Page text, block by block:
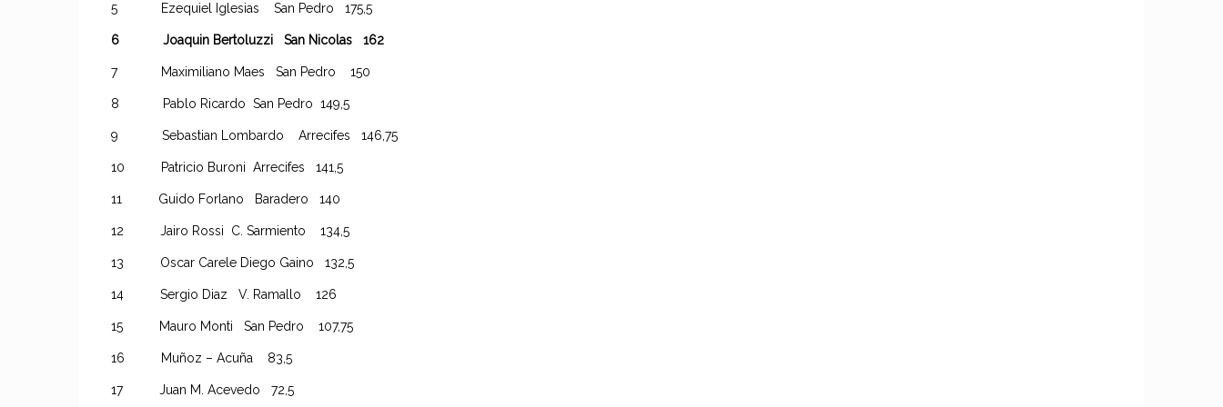
5 Ezequiel Iglesias San Pedro 175,5
6 Joaquin Bertoluzzi San Nicolas 162
7 Maximiliano Maes San Pedro 150
8 Pablo Ricardo San Pedro 149,5
9 Sebastian Lombardo Arrecifes 146,75
10 Patricio Buroni Arrecifes 141,5
11 Guido Forlano Baradero 140
12 Jairo Rossi C. Sarmiento 134,5
13 Oscar Carele Diego Gaino 132,5
14 Sergio Diaz V. Ramallo 126
15 Mauro Monti San Pedro 107,75
16 Muñoz – Acuña 83,5
17 Juan M. Acevedo 72,5